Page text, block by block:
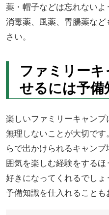
薬・帽子などは忘れない
消毒薬、風薬、胃腸薬な
さい。
ファミリー
せるには予備
楽しいファミリーキャン
無理しないことが大切で
らで出かけられるキャン
囲気を楽しむ経験をする
好きになってくれるでし
予備知識を仕入れることも